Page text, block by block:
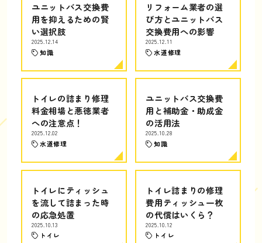
ユニットバス交換費
用を抑えるための賢
い選択肢
2025.12.14
知識
リフォーム業者の選
び方とユニットバス
交換費用への影響
2025.12.11
水道修理
トイレの詰まり修理
料金相場と悪徳業者
への注意点！
2025.12.02
水道修理
ユニットバス交換費
用と補助金・助成金
の活用法
2025.10.28
知識
トイレにティッシュ
を流して詰まった時
の応急処置
2025.10.13
トイレ
トイレ詰まりの修理
費用ティッシュ一枚
の代償はいくら？
2025.10.12
トイレ